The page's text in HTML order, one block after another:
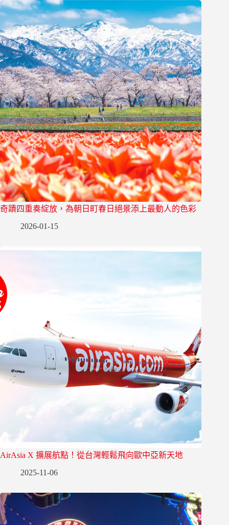
奇蹟四重奏綻放，為朝日町春日絕景添上最動人的色彩
2026-01-15
AirAsia X 擴展航點！從台灣輕鬆飛向歐中亞新天地
2025-11-06